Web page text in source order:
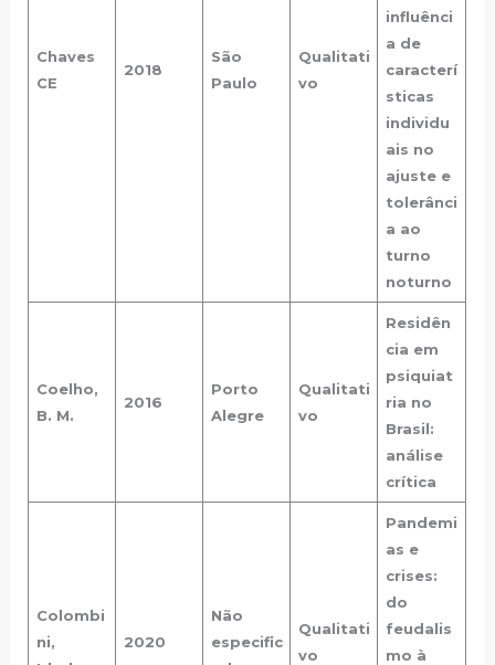
Chaves
CE
2018
São
Paulo
Qualitati
vo
influênci
a de
caracterí
sticas
individu
ais no
ajuste e
tolerânci
a ao
turno
noturno
Coelho,
B. M.
2016
Porto
Alegre
Qualitati
vo
Residên
cia em
psiquiat
ria no
Brasil:
análise
crítica
Colombi
ni,
2020
Não
especific
Qualitati
vo
Pandemi
as e
crises:
do
feudalis
mo à